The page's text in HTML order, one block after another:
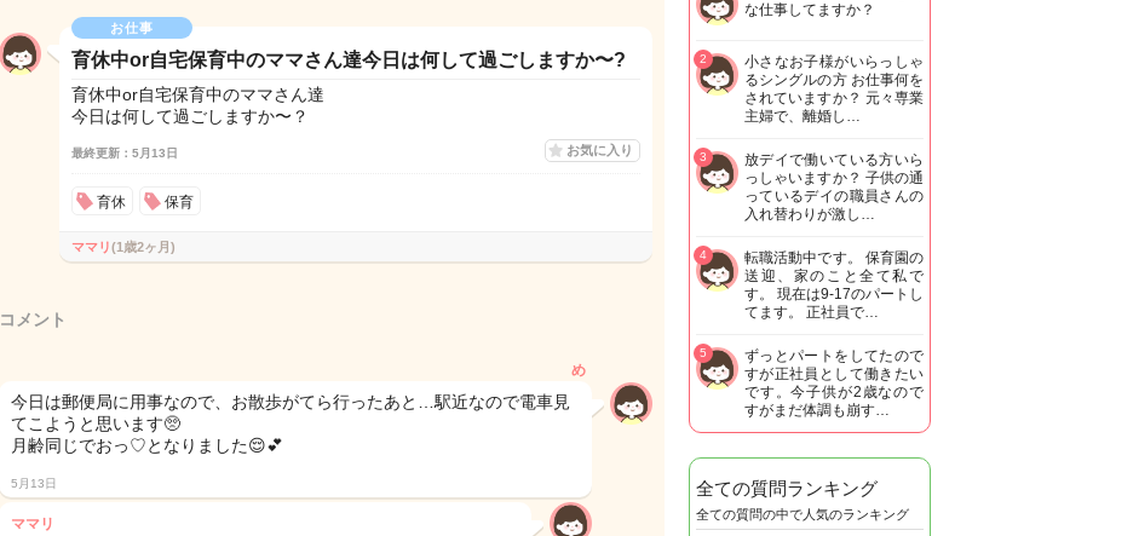
お仕事
育休中or自宅保育中のママさん達今日は何して過ごしますか〜?
育休中or自宅保育中のママさん達
今日は何して過ごしますか〜？
最終更新：5月13日 お気に入り
育休 保育
ママリ(1歳2ヶ月)
コメント
め
今日は郵便局に用事なので、お散歩がてら行ったあと…駅近なので電車見
てこようと思います🥺
月齢同じでおっ♡となりました😌💕
5月13日
ママリ
な仕事してますか？
小さなお子様がいらっしゃ
るシングルの方 お仕事何を
されていますか？ 元々専業
主婦で、離婚し…
2
放デイで働いている方いら
っしゃいますか？ 子供の通
っているデイの職員さんの
入れ替わりが激し…
3
転職活動中です。 保育園の
送迎、家のこと全て私で
す。 現在は9-17のパートし
てます。 正社員で…
4
ずっとパートをしてたので
すが正社員として働きたい
です。今子供が2歳なので
すがまだ体調も崩す…
5
全ての質問ランキング
全ての質問の中で人気のランキング